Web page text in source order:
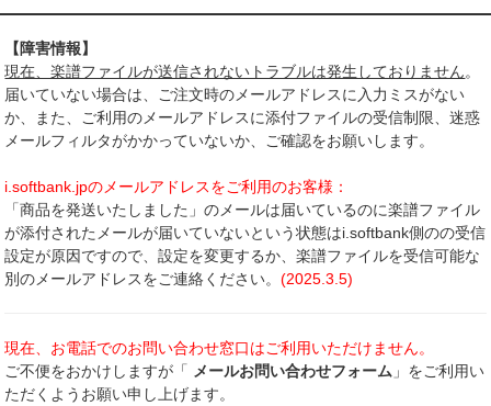
【障害情報】
現在、楽譜ファイルが送信されないトラブルは発生しておりません。
届いていない場合は、ご注文時のメールアドレスに入力ミスがない
か、また、ご利用のメールアドレスに添付ファイルの受信制限、迷惑
メールフィルタがかかっていないか、ご確認をお願いします。
i.softbank.jpのメールアドレスをご利用のお客様：
「商品を発送いたしました」のメールは届いているのに楽譜ファイル
が添付されたメールが届いていないという状態はi.softbank側のの受信
設定が原因ですので、設定を変更するか、楽譜ファイルを受信可能な
別のメールアドレスをご連絡ください。(2025.3.5)
現在、お電話でのお問い合わせ窓口はご利用いただけません。
ご不便をおかけしますが「 メールお問い合わせフォーム 」をご利用い
ただくようお願い申し上げます。